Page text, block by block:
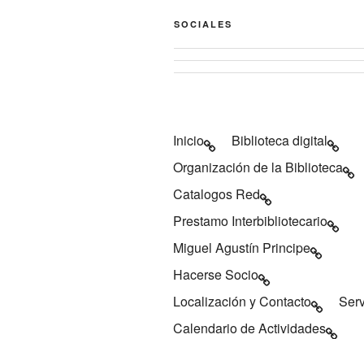
SOCIALES
Ver
de
en
Facebook
Ver
de
Caspe
Twitter
Inicio
Biblioteca digital
Organización de la Biblioteca
Catalogos Red
Prestamo Interbibliotecario
Miguel Agustín Principe
Hacerse Socio
Localización y Contacto
Calendario de Actividades